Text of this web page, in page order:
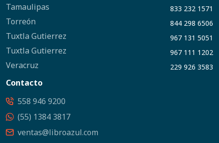
Tamaulipas 833 232 1571
Torreón 844 298 6506
Tuxtla Gutierrez 967 131 5051
Tuxtla Gutierrez 967 111 1202
Veracruz 229 926 3583
Contacto
558 946 9200
(55) 1384 3817
ventas@libroazul.com